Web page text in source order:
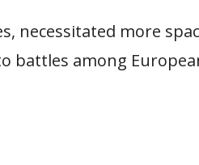
necessitated more
battles among